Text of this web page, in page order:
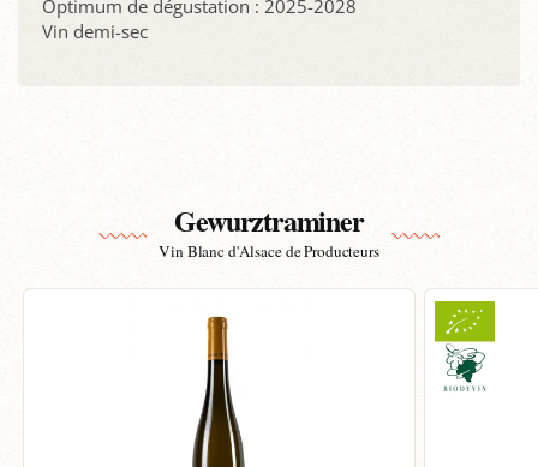
Optimum de dégustation : 2025-2028
Vin demi-sec
Gewurztraminer
Vin Blanc d'Alsace de Producteurs